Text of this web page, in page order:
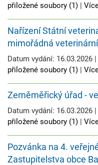
přiložené soubory (1) |
Nařízení Státní
mimořádná
Datum vydání: 16.03.2026 |
přiložené soubory (1) |
Zeměměřický úřad -
Datum vydání: 16.03.2026 |
přiložené soubory (1) |
Pozvánka na 4.
Zastupitelstva obce